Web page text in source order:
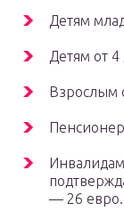
Детям
Детям от
Взрослым
— 26 евро.